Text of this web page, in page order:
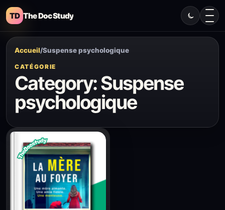
TD The Doc Study
Accueil/Suspense psychologique
CATÉGORIE
Category:Suspense
psychologique